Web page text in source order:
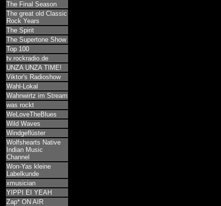
The Final Season
The great old Classic
Rock Years
The Spirit
The Supertone Show
Top 100
tv.rockradio.de
UNZA UNZA TIME!
Viktor's Radioshow
Wahl-Lokal
Wahnwirtz im Stream
was rockt
WeLoveTheBlues
Wild Waves
Windgeflüster
Wolfshearts Native
Indian Music
Channel
Won-Yas kleine
Labelkunde
xmusician
YIPPI EI YEAH
Zap* ON AIR